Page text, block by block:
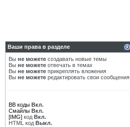
Ваши права в разделе
Вы не можете создавать новые темы
Вы не можете отвечать в темах
Вы не можете прикреплять вложения
Вы не можете редактировать свои сообщения
BB коды Вкл.
Смайлы Вкл.
[IMG] код Вкл.
HTML код Выкл.